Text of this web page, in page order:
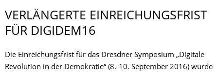
VERLÄNGERTE EINREICHUNGS­FRIST
FÜR DIGIDEM16
Die Einreichungsfrist für das Dresdner Symposium „Digitale
Revolution in der Demokratie“ (8.-10. September 2016) wurde